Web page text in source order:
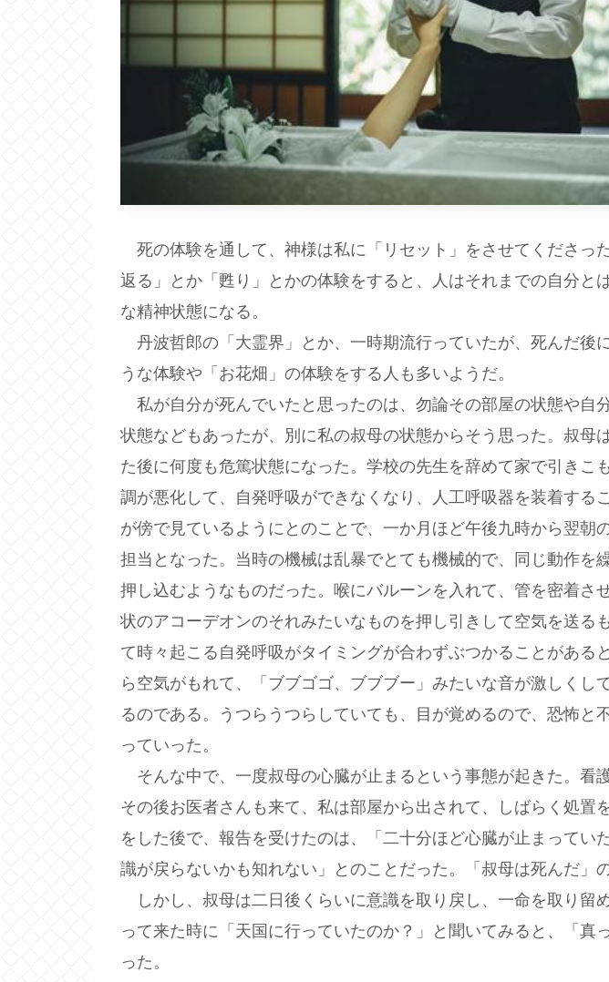
死の体験を通して、神様は私に「リセット」をさせてくださっ
返る」とか「甦り」とかの体験をすると、人はそれまでの自分と
な精神状態になる。
丹波哲郎の「大霊界」とか、一時期流行っていたが、死んだ後
うな体験や「お花畑」の体験をする人も多いようだ。
私が自分が死んでいたと思ったのは、勿論その部屋の状態や自
状態などもあったが、別に私の叔母の状態からそう思った。叔母
た後に何度も危篤状態になった。学校の先生を辞めて家で引きこ
調が悪化して、自発呼吸ができなくなり、人工呼吸器を装着する
が傍で見ているようにとのことで、一か月ほど午後九時から翌朝
担当となった。当時の機械は乱暴でとても機械的で、同じ動作を
押し込むようなものだった。喉にバルーンを入れて、管を密着さ
状のアコーデオンのそれみたいなものを押し引きして空気を送る
て時々起こる自発呼吸がタイミングが合わずぶつかることがある
ら空気がもれて、「ブブゴゴ、ブブブー」みたいな音が激しくし
るのである。うつらうつらしていても、目が覚めるので、恐怖と
っていった。
そんな中で、一度叔母の心臓が止まるという事態が起きた。看
その後お医者さんも来て、私は部屋から出されて、しばらく処置
をした後で、報告を受けたのは、「二十分ほど心臓が止まってい
識が戻らないかも知れない」とのことだった。「叔母は死んだ」
しかし、叔母は二日後くらいに意識を取り戻し、一命を取り留
って来た時に「天国に行っていたのか？」と聞いてみると、「真
った。